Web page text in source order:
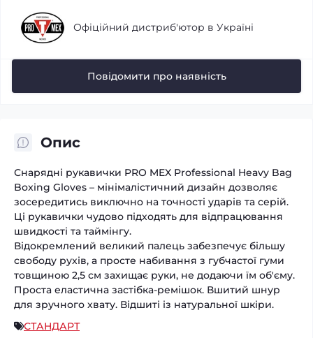
Офіційний дистриб'ютор в Україні
Повідомити про наявність
Опис
Снарядні рукавички PRO MEX Professional Heavy Bag
Boxing Gloves – мінімалістичний дизайн дозволяє
зосередитись виключно на точності ударів та серій.
Ці рукавички чудово підходять для відпрацювання
швидкості та таймінгу.
Відокремлений великий палець забезпечує більшу
свободу рухів, а просте набивання з губчастої гуми
товщиною 2,5 см захищає руки, не додаючи їм об'єму.
Проста еластична застібка-ремішок. Вшитий шнур
для зручного хвату. Відшиті із натуральної шкіри.
СТАНДАРТ